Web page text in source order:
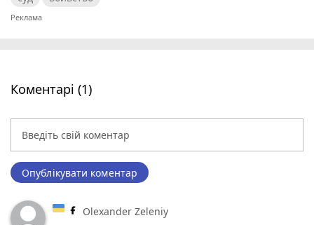
Коментарі (1)
Опублікувати коментар
Olexander Zeleniy